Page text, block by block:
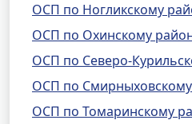
ОСП по Ногликскому
ОСП по Охинскому
ОСП по Северо-
ОСП по
ОСП по Томаринскому